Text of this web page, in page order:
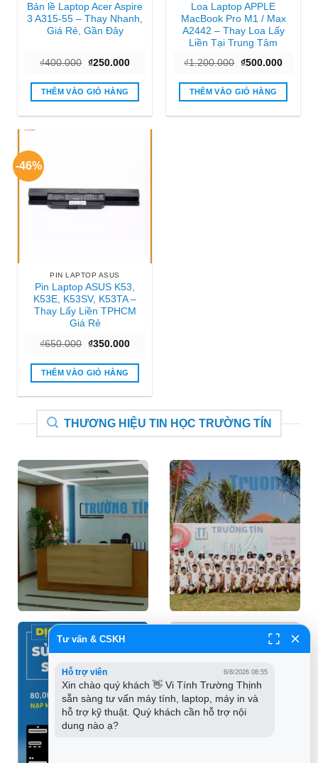
Bản lề Laptop Acer Aspire
3 A315-55 – Thay Nhanh,
Giá Rẻ, Gần Đây
₫400.000 Giá
là:
₫400.000.
₫250.000Giá
tại
₫250.000.
THÊM VÀO GIỎ HÀNG
Loa Laptop APPLE
MacBook Pro M1 / Max
A2442 – Thay Loa Lấy
Liền Tại Trung Tâm
₫1.200.000 Giá
là:
₫1.200.000.
₫500.000Giá
tại
THÊM VÀO GIỎ HÀNG
-46%
PIN LAPTOP ASUS
Pin Laptop ASUS K53,
K53E, K53SV, K53TA –
Thay Lấy Liền TPHCM
Giá Rẻ
₫650.000 Giá
là:
₫650.000.
₫350.000Giá
tại
₫350.000.
THÊM VÀO GIỎ HÀNG
THƯƠNG HIỆU TIN HỌC TRƯỜNG TÍN
Tư vấn & CSKH
Hỗ trợ viên 6/8/2026 08:55
Xin chào quý khách 👋 Vi Tính Trường Thịnh
sẵn sàng tư vấn máy tính, laptop, máy in và
hỗ trợ kỹ thuật. Quý khách cần hỗ trợ nội
dung nào ạ?